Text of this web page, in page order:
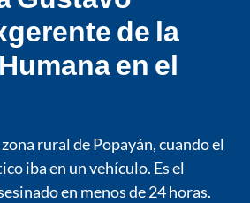
de la
en el
rural de Popayán, cuando el
iba en un vehículo. Es el
en menos de 24 horas.